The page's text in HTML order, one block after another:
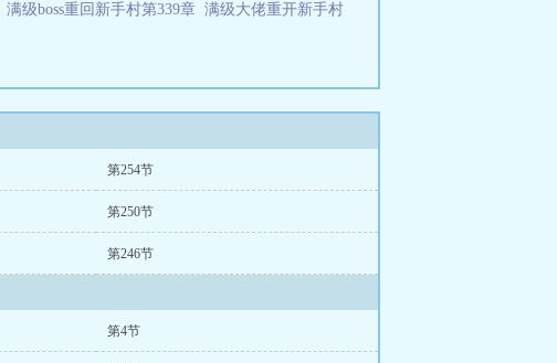
满级boss重回新手村第339章 满级大佬重开新手村
第254节
第250节
第246节
第4节